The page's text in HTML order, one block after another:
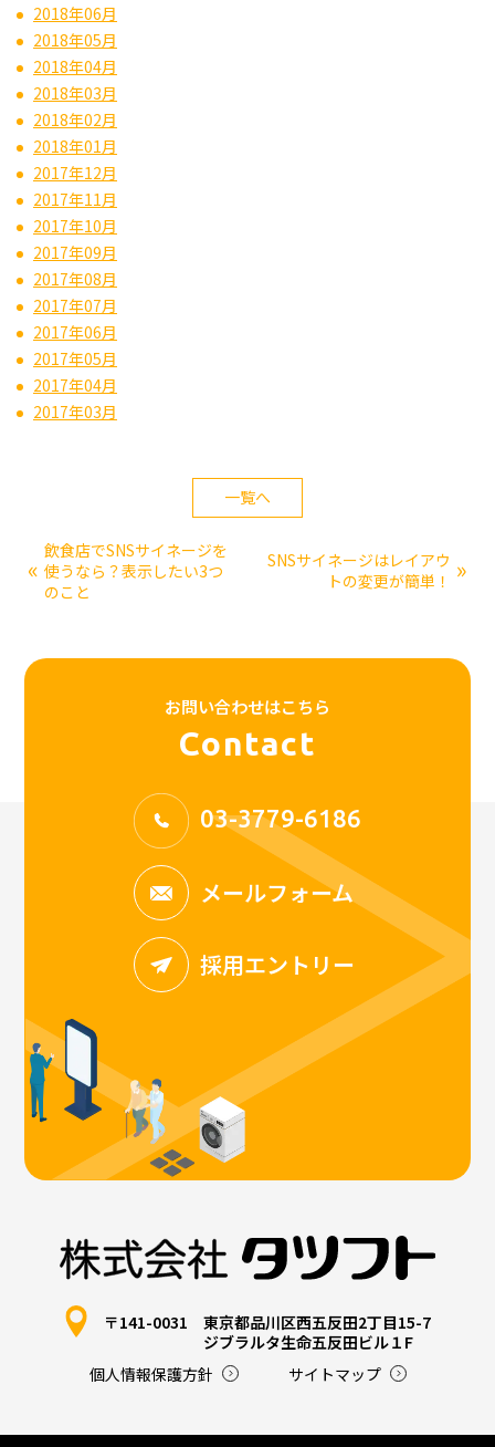
2018年06月
2018年05月
2018年04月
2018年03月
2018年02月
2018年01月
2017年12月
2017年11月
2017年10月
2017年09月
2017年08月
2017年07月
2017年06月
2017年05月
2017年04月
2017年03月
«
飲食店でSNSサイネージを
使うなら？表示したい3つ
のこと
一覧へ
SNSサイネージはレイアウ
トの変更が簡単！ »
お問い合わせはこちら
Contact
03-3779-6186
メールフォーム
採用エントリー
〒141-0031 東京都品川区西五反田2丁目15-7
ジブラルタ生命五反田ビル１F
個人情報保護方針
サイトマップ